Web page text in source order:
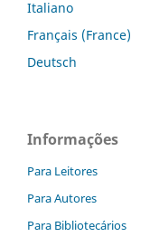
Italiano
Français (France)
Deutsch
Informações
Para Leitores
Para Autores
Para Bibliotecários